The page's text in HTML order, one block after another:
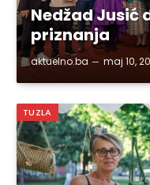
Nedžad Jusić
priznanja
aktuelno.ba maj 10,
TUZLA